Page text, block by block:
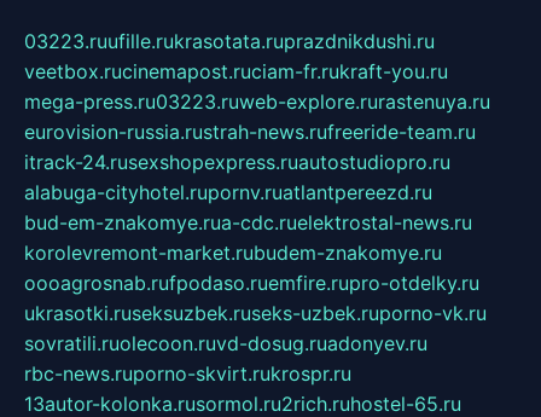
03223.ruufille.rukrasotata.ruprazdnikdushi.ru
veetbox.rucinemapost.ruciam-fr.rukraft-you.ru
mega-press.ru03223.ruweb-explore.rurastenuya.ru
eurovision-russia.rustrah-news.rufreeride-team.ru
itrack-24.rusexshopexpress.ruautostudiopro.ru
alabuga-cityhotel.rupornv.ruatlantpereezd.ru
bud-em-znakomye.rua-cdc.ruelektrostal-news.ru
korolevremont-market.rubudem-znakomye.ru
oooagrosnab.rufpodaso.ruemfire.rupro-otdelky.ru
ukrasotki.ruseksuzbek.ruseks-uzbek.ruporno-vk.ru
sovratili.ruolecoon.ruvd-dosug.ruadonyev.ru
rbc-news.ruporno-skvirt.rukrospr.ru
13autor-kolonka.rusormol.ru2rich.ruhostel-65.ru